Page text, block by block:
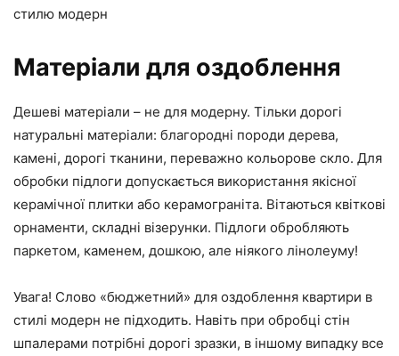
стилю модерн
Матеріали для оздоблення
Дешеві матеріали – не для модерну. Тільки дорогі
натуральні матеріали: благородні породи дерева,
камені, дорогі тканини, переважно кольорове скло. Для
обробки підлоги допускається використання якісної
керамічної плитки або керамограніта. Вітаються квіткові
орнаменти, складні візерунки. Підлоги обробляють
паркетом, каменем, дошкою, але ніякого лінолеуму!
Увага! Слово «бюджетний» для оздоблення квартири в
стилі модерн не підходить. Навіть при обробці стін
шпалерами потрібні дорогі зразки, в іншому випадку все